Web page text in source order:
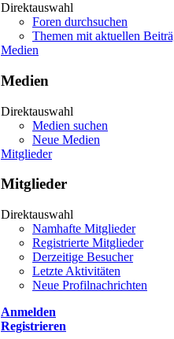
Direktauswahl
Foren durchsuchen
Themen mit aktuellen
Medien
Medien
Direktauswahl
Medien suchen
Neue Medien
Mitglieder
Mitglieder
Direktauswahl
Namhafte Mitglieder
Registrierte Mitglieder
Derzeitige Besucher
Letzte Aktivitäten
Neue Profilnachrichten
Anmelden
Registrieren